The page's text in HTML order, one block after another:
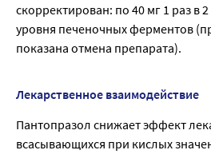
скорректирован: по 40 мг 1 раз в
уровня печеночных ферментов
показана отмена препарата).
Лекарственное взаимодействие
Пантопразол снижает эффект
всасывающихся при кислых